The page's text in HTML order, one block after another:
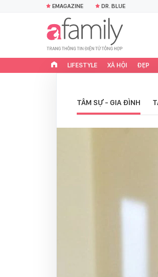
EMAGAZINE DR. BLUE
LIFESTYLE XÃ HỘI ĐẸP
TÂM SỰ - GIA ĐÌNH